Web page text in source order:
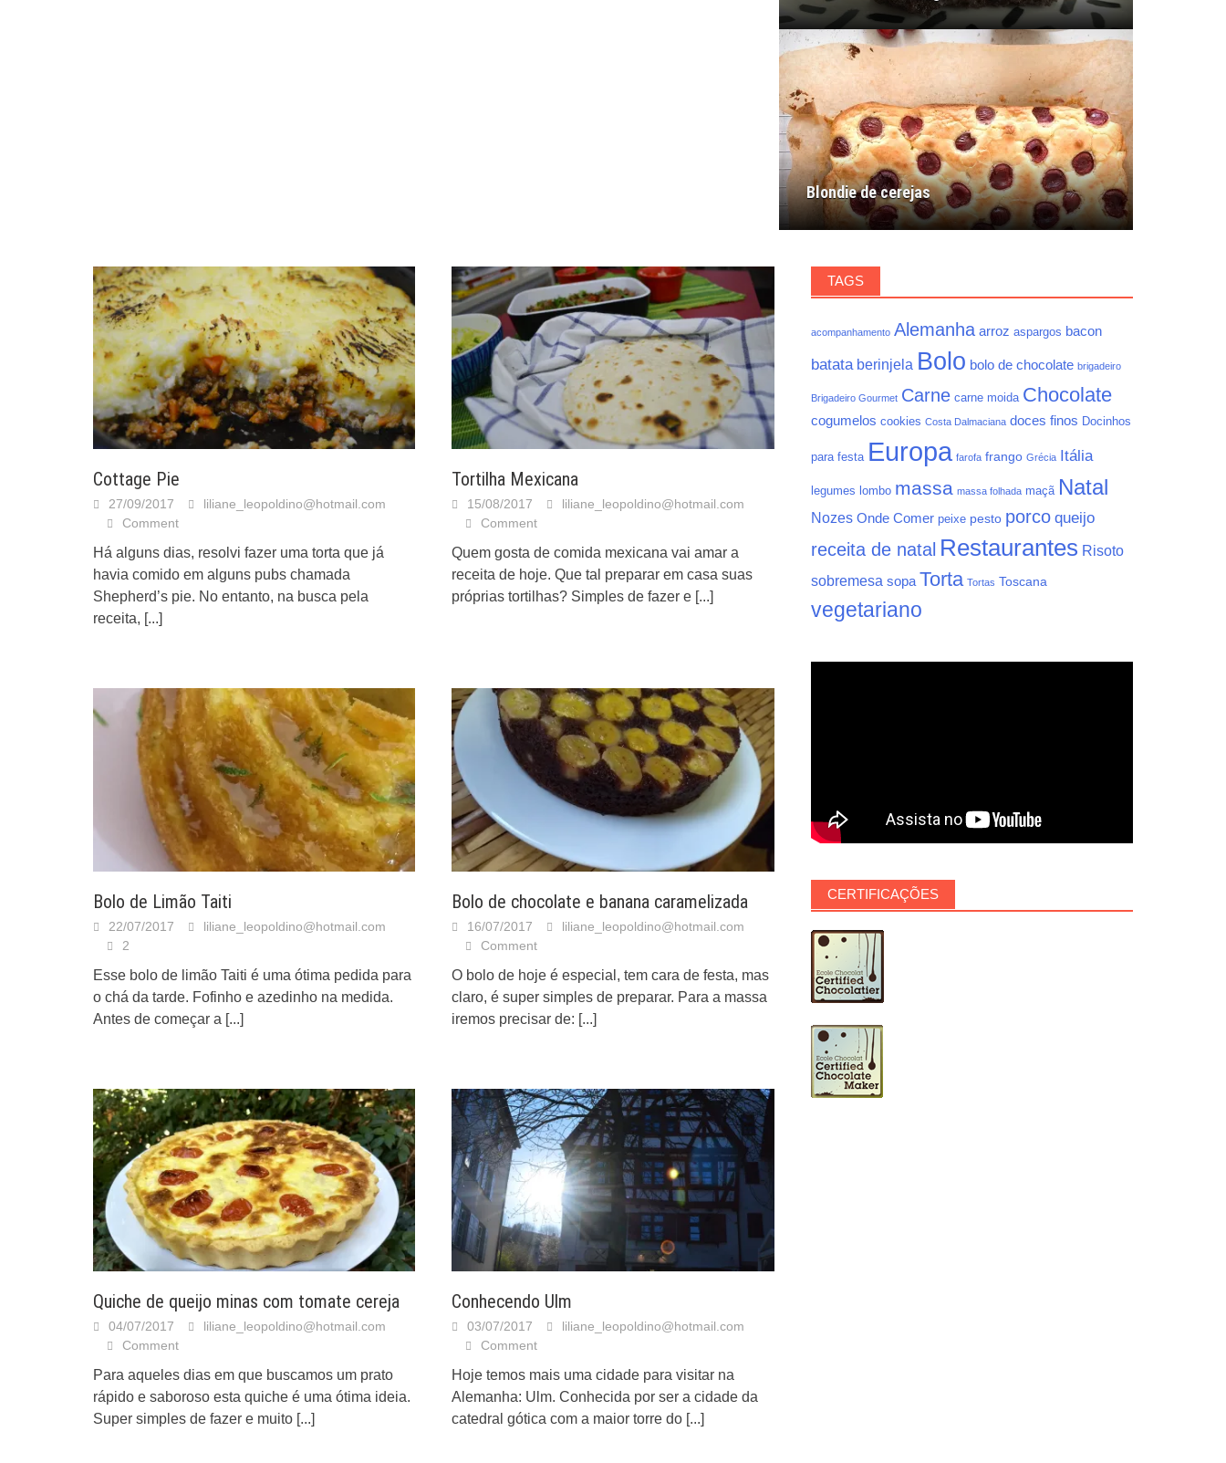
Blondie de cerejas
Cottage Pie
27/09/2017
liliane_leopoldino@hotmail.com
Comment
Há alguns dias, resolvi fazer uma torta que já
havia comido em alguns pubs chamada
Shepherd’s pie. No entanto, na busca pela
receita, [...]
Tortilha Mexicana
15/08/2017
liliane_leopoldino@hotmail.com
Comment
Quem gosta de comida mexicana vai amar a
receita de hoje. Que tal preparar em casa suas
próprias tortilhas? Simples de fazer e [...]
Bolo de Limão Taiti
22/07/2017
liliane_leopoldino@hotmail.com
2
Esse bolo de limão Taiti é uma ótima pedida para
o chá da tarde. Fofinho e azedinho na medida.
Antes de começar a [...]
Bolo de chocolate e banana caramelizada
16/07/2017
liliane_leopoldino@hotmail.com
Comment
O bolo de hoje é especial, tem cara de festa, mas
claro, é super simples de preparar. Para a massa
iremos precisar de: [...]
Quiche de queijo minas com tomate cereja
04/07/2017
liliane_leopoldino@hotmail.com
Comment
Para aqueles dias em que buscamos um prato
rápido e saboroso esta quiche é uma ótima ideia.
Super simples de fazer e muito [...]
Conhecendo Ulm
03/07/2017
liliane_leopoldino@hotmail.com
Comment
Hoje temos mais uma cidade para visitar na
Alemanha: Ulm. Conhecida por ser a cidade da
catedral gótica com a maior torre do [...]
TAGS
acompanhamento Alemanha arroz aspargos bacon
batata berinjela Bolo bolo de chocolate brigadeiro
Brigadeiro Gourmet Carne carne moida Chocolate
cogumelos cookies Costa Dalmaciana doces finos Docinhos
para festa Europa farofa frango Grécia Itália
legumes lombo massa massa folhada maçã Natal
Nozes Onde Comer peixe pesto porco queijo
receita de natal Restaurantes Risoto
sobremesa sopa Torta Tortas Toscana
vegetariano
CERTIFICAÇÕES